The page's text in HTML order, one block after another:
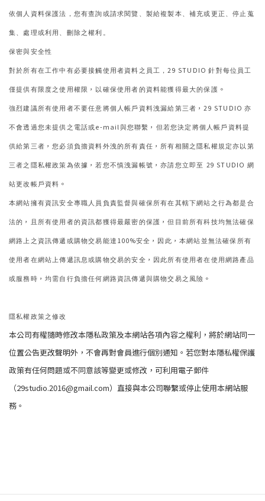
依個人資料保護法 ， 您有查詢或請求閱覽 、 製給複製本、補充或更正 、停止蒐
集、 處理或利用 、 刪除之權利 。
保密與安全性
對於所有在工作中有必要接觸使用者資料之員工 ，29 STUDIO針對每位員工
僅提供有限度之使用權限 ， 以確保使用者的資料能獲得最大的保護 。
強烈建議所有使用者不要任意將個人帳戶資料洩漏給第三者 ，29 STUDIO亦
不會透過您未提供之電話或e-mail與您聯繫 ， 但若您決定將個人帳戶資料提
供給第三者 ，您必須負擔資料外洩的所有責任 ， 所有相關之隱私權規定亦以第
三者之隱私權政策為依據 ，若您不慎洩漏帳號 ，亦請您立即至 29 STUDIO 網
站更改帳戶資料 。
本網站擁有資訊安全專職人員負責監督與確保所有在其轄下網站之行為都是合
法的 ， 且所有使用者的資訊都獲得最嚴密的保護 ，但目前所有科技均無法確保
網路上之資訊傳遞或購物交易能達 100%安全 ， 因此 ，本網站並無法確保所有
使用者在網站上傳遞訊息或購物交易的安全 ， 因此所有使用者在使用網路產品
或服務時 ，均需自行負擔任何網路資訊傳遞與購物交易之風險 。
隱私權政策之修改
本公司有權隨時修改本隱私政策及本網站各項內容之權利，將於網站同一
位置公告更改聲明外，不會再對會員進行個別通知。若您對本隱私權保護
政策有任何問題或不同意該等變更或修改，可利用電子郵件
（29studio.2016@gmail.com）直接與本公司聯繫或停止使用本網站服
務。